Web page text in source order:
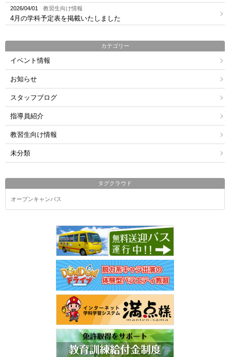
2026/04/01 教習生向け情報
4月の学科予定表を掲載いたしました
カテゴリー
イベント情報
お知らせ
スタッフブログ
指導員紹介
教習生向け情報
未分類
タグクラウド
オープンキャンパス